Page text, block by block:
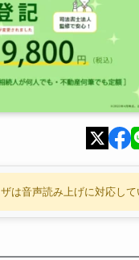
は音声読み上げに対応して